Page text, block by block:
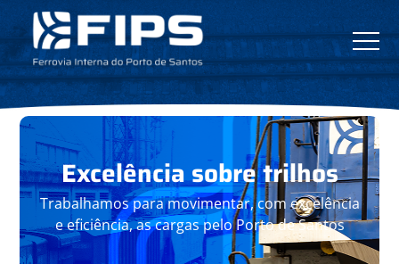
Excelênciasobre trilhos
Trabalhamos para movimentar, comexcelência
e eficiência, as cargas peloPorto de Santos